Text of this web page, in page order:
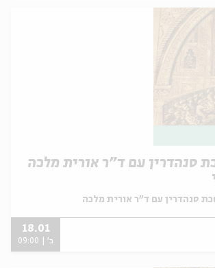
סנהדרין עם ד"ר אורית מלכה
סנהדרין עם ד"ר אורית מלכה
18.01
ב' | 09:00